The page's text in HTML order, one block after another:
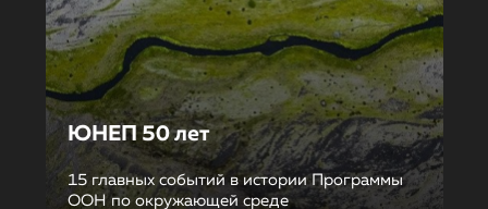
ЮНЕП 50 лет
15 главных событий в истории Программы
ООН по окружающей среде